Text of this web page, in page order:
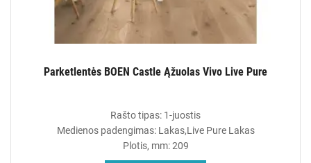
Parketlentės BOEN Castle Ąžuolas Vivo Live Pure
Rašto tipas: 1-juostis
Medienos padengimas: Lakas,Live Pure Lakas
Plotis, mm: 209